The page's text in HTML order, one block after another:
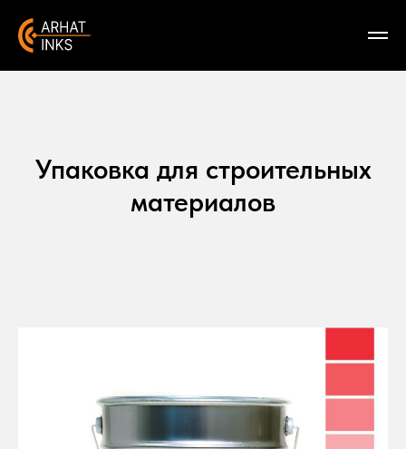
Упаковка для строительных
материалов